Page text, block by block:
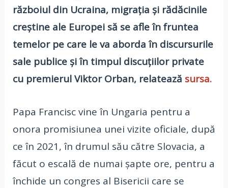
războiul din Ucraina, migraţia şi rădăcinile
creştine ale Europei să se afle în fruntea
temelor pe care le va aborda în discursurile
sale publice şi în timpul discuţiilor private
cu premierul Viktor Orban, relatează sursa.
Papa Francisc vine în Ungaria pentru a
onora promisiunea unei vizite oficiale, după
ce în 2021, în drumul său către Slovacia, a
făcut o escală de numai şapte ore, pentru a
închide un congres al Bisericii care se